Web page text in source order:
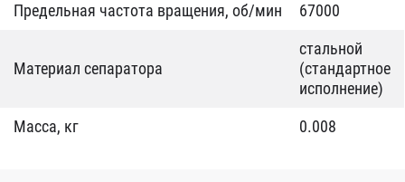
Предельная частота вращения, об/мин
67000
Материал сепаратора
стальной
(стандартное
исполнение)
Масса, кг
0.008